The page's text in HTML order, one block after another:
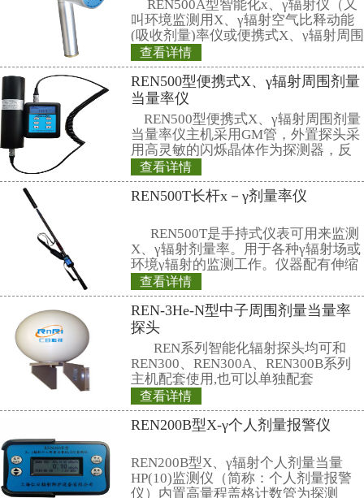
膜结构的破坏；
2、自由基使细胞蛋白质氧化、
质的失活、结构改变、化学链的断
质交联和聚合，从而影响蛋白质
3、自由基使糖链的断裂和失活
4、自由基引起核酸的损伤，造
相关产品
REN300+REN-
子、伽玛报警仪
本报警仪由
仪和REN-3He-N中
NaI30伽玛探头组
是采用特殊设计的
查看详情